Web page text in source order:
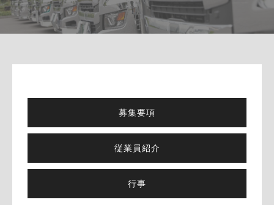
募集要項
従業員紹介
行事